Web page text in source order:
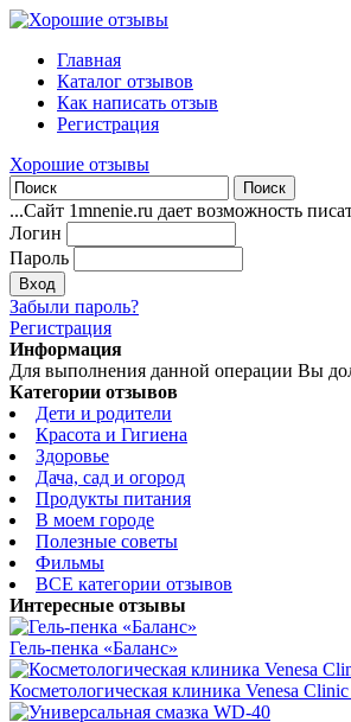
Главная
Каталог отзывов
Как написать отзыв
Регистрация
Хорошие отзывы
...Сайт 1mnenie.ru дает возможность
Логин
Пароль
Забыли пароль?
Регистрация
Информация
Для выполнения данной операции Вы
Категории отзывов
Дети и родители
Красота и Гигиена
Здоровье
Дача, сад и огород
Продукты питания
В моем городе
Полезные советы
Фильмы
ВСЕ категории отзывов
Интересные отзывы
Гель-пенка «Баланс»
Косметологическая клиника Venesa